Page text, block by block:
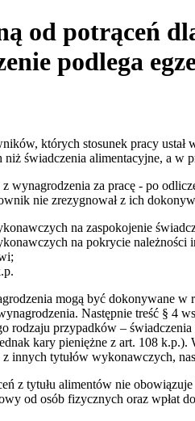
od potrąceń
podlega
których stosunek pracy
świadczenia alimentacyjne, a
wynagrodzenia za pracę - po
nie zrezygnował z ich
na zaspokojenie
na pokrycie należności
mogą być dokonywane
Następnie treść § 4
rodzaju przypadków –
kary pieniężne z art. 108
innych tytułów wykonawczych,
z tytułu alimentów nie
od osób fizycznych oraz